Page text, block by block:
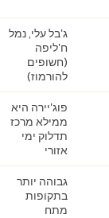
ג'בל עלי, נמל
ח'ליפה
(חשופים
להורמוז)
פוג'יירה היא
ממילא מרכז
תדלוק ימי
אזורי
גבוהה יותר
בתקופות
מתח